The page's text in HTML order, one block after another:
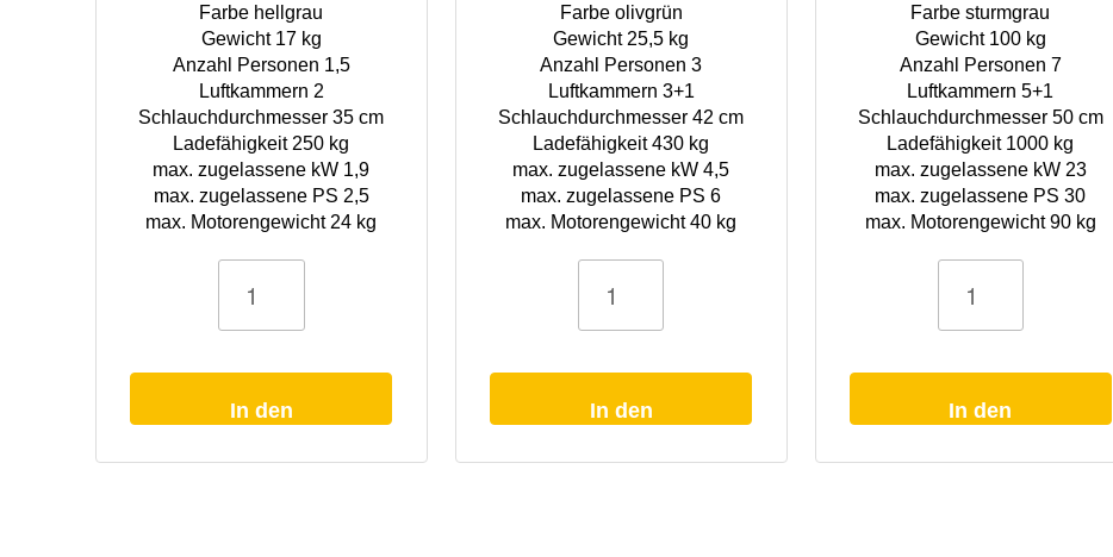
Farbe hellgrau
Gewicht 17 kg
Anzahl Personen 1,5
Luftkammern 2
Schlauchdurchmesser 35 cm
Ladefähigkeit 250 kg
max. zugelassene kW 1,9
max. zugelassene PS 2,5
max. Motorengewicht 24 kg
In den
Farbe olivgrün
Gewicht 25,5 kg
Anzahl Personen 3
Luftkammern 3+1
Schlauchdurchmesser 42 cm
Ladefähigkeit 430 kg
max. zugelassene kW 4,5
max. zugelassene PS 6
max. Motorengewicht 40 kg
In den
Farbe sturmgrau
Gewicht 100 kg
Anzahl Personen 7
Luftkammern 5+1
Schlauchdurchmesser 50 cm
Ladefähigkeit 1000 kg
max. zugelassene kW 23
max. zugelassene PS 30
max. Motorengewicht 90 kg
In den